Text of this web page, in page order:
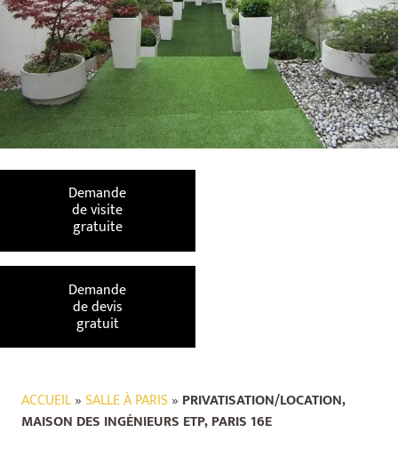
Demande
de visite
gratuite
Demande
de devis
gratuit
ACCUEIL»SALLE À PARIS» PRIVATISATION/LOCATION,
MAISON DES INGÉNIEURS ETP, PARIS 16E